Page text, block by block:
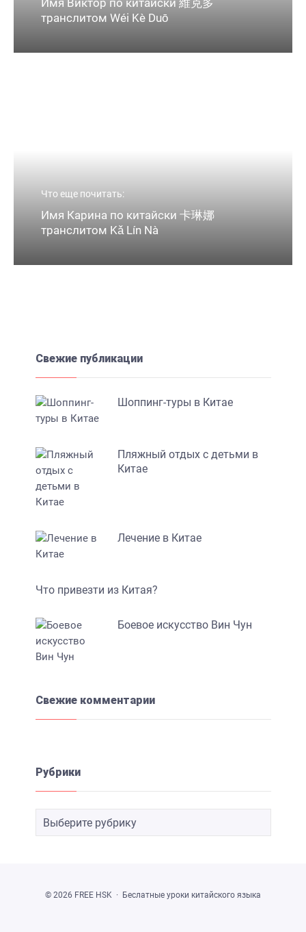
Имя Виктор по китайски 維克多
транслитом Wéi Kè Duō
Что еще почитать:
Имя Карина по китайски 卡琳娜
транслитом Kǎ Lín Nà
Свежие публикации
Шоппинг-туры в Китае
Пляжный отдых с детьми в
Китае
Лечение в Китае
Что привезти из Китая?
Боевое искусство Вин Чун
Свежие комментарии
Рубрики
© 2026 FREE HSK · Беслатные уроки китайского языка